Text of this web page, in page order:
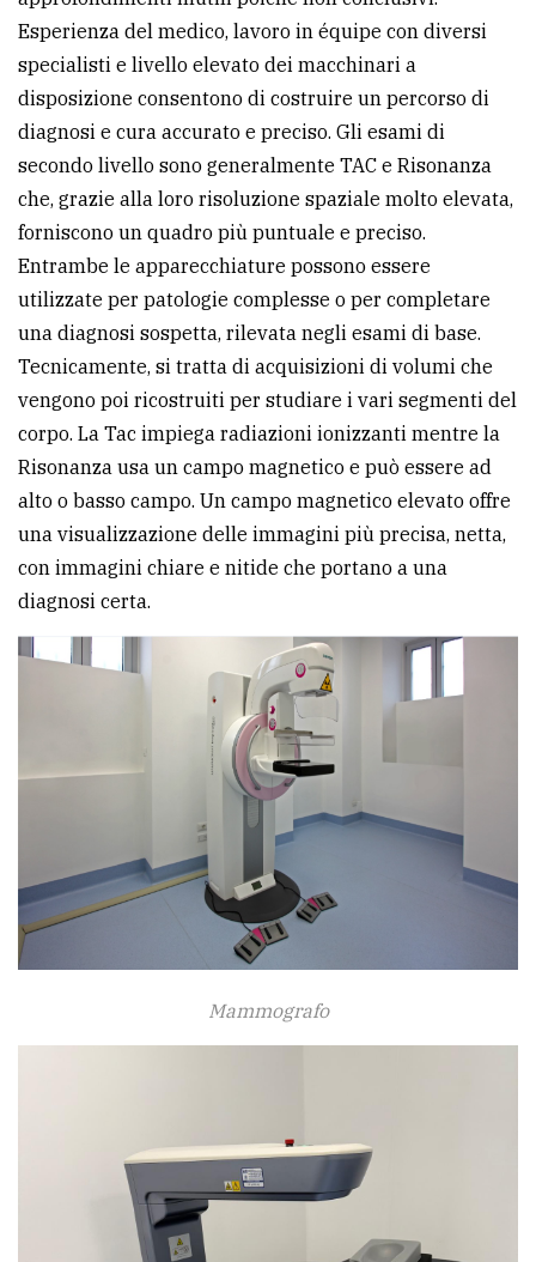
Esperienza del medico, lavoro in équipe con diversi
specialisti e livello elevato dei macchinari a
disposizione consentono di costruire un percorso di
diagnosi e cura accurato e preciso. Gli esami di
secondo livello sono generalmente TAC e Risonanza
che, grazie alla loro risoluzione spaziale molto elevata,
forniscono un quadro più puntuale e preciso.
Entrambe le apparecchiature possono essere
utilizzate per patologie complesse o per completare
una diagnosi sospetta, rilevata negli esami di base.
Tecnicamente, si tratta di acquisizioni di volumi che
vengono poi ricostruiti per studiare i vari segmenti del
corpo. La Tac impiega radiazioni ionizzanti mentre la
Risonanza usa un campo magnetico e può essere ad
alto o basso campo. Un campo magnetico elevato offre
una visualizzazione delle immagini più precisa, netta,
con immagini chiare e nitide che portano a una
diagnosi certa.
Mammografo